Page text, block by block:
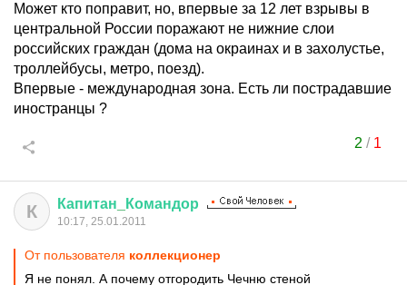
Может кто поправит, но, впервые за 12 лет взрывы в
центральной России поражают не нижние слои
российских граждан (дома на окраинах и в захолустье,
троллейбусы, метро, поезд).
Впервые - международная зона. Есть ли пострадавшие
иностранцы ?
2 / 1
К Капитан Командор
10:17, 25.01.2011
От пользователя коллекционер
Я не понял. А почему отгородить Чечню стеной